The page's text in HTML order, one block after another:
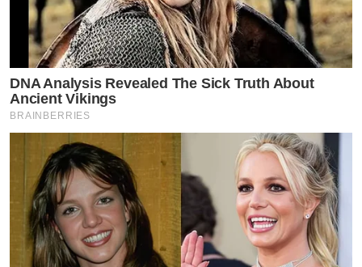
DNA Analysis Revealed The Sick Truth About
Ancient Vikings
BRAINBERRIES